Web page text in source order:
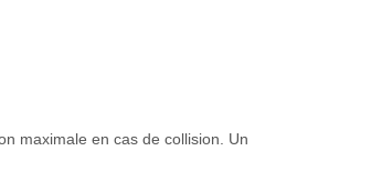
maximale en cas de collision. Un